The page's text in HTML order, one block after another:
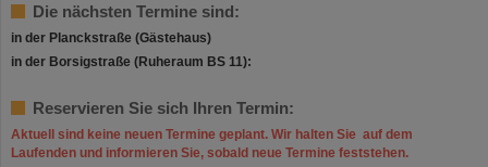
Die nächsten Termine sind:
in der Planckstraße (Gästehaus)
in der Borsigstraße (Ruheraum BS 11):
Reservieren Sie sich Ihren Termin:
Aktuell sind keine neuen Termine geplant. Wir halten Sie auf dem
Laufenden und informieren Sie, sobald neue Termine feststehen.